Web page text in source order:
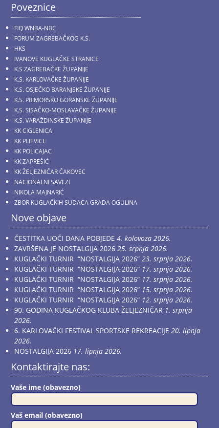
Poveznice
FIQ WNBA-NBC
FORUM ZAGREBAČKOG K.S.
HKS
IVANOVE KUGLAČKE STRANICE
K.S ZAGREBAČKE ŽUPANIJE
K.S. KARLOVAČKE ŽUPANIJE
K.S. OSJEČKO BARANJSKE ŽUPANIJE
K.S. PRIMORSKO GORANSKE ŽUPANIJE
K.S. SISAČKO-MOSLAVAČKE ŽUPANIJE
K.S. VARAŽDINSKE ŽUPANIJE
KK CIGLENICA
KK PLITVICE
KK POLICAJAC
KK ZAPREŠIĆ
KK ŽELJEZNIČAR ČAKOVEC
NACIONALNI SAVEZI
NIKOLA MAJNARIĆ
ZBOR KUGLAČKIH SUDACA GRADA OGULINA
Nove objave
ČESTITKA UOČI DANA POBJEDE 4. kolovoza 2026.
ZAVRŠENA JE NOSTALGIJA 2026 25. srpnja 2026.
KUGLAČKI TURNIR “NOSTALGIJA 2026” 23. srpnja 2026.
KUGLAČKI TURNIR “NOSTALGIJA 2026” 17. srpnja 2026.
KUGLAČKI TURNIR “NOSTALGIJA 2026” 17. srpnja 2026.
KUGLAČKI TURNIR “NOSTALGIJA 2026” 15. srpnja 2026.
KUGLAČKI TURNIR “NOSTALGIJA 2026” 12. srpnja 2026.
90. GODINA KUGLAČKOG KLUBA ŽELJEZNIČAR 1. srpnja
2026.
6. KARLOVAČKI FESTIVAL SPORTSKE REKREACIJE 20. lipnja
2026.
NOSTALGIJA 2026 17. lipnja 2026.
Kontaktirajte nas:
Vaše ime (obavezno)
Vaš email (obavezno)